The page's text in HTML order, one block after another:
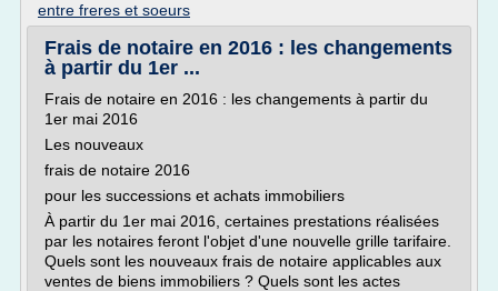
entre freres et soeurs
Frais de notaire en 2016 : les changements
à partir du 1er ...
Frais de notaire en 2016 : les changements à partir du
1er mai 2016
Les nouveaux
frais de notaire 2016
pour les successions et achats immobiliers
À partir du 1er mai 2016, certaines prestations réalisées
par les notaires feront l'objet d'une nouvelle grille tarifaire.
Quels sont les nouveaux frais de notaire applicables aux
ventes de biens immobiliers ? Quels sont les actes